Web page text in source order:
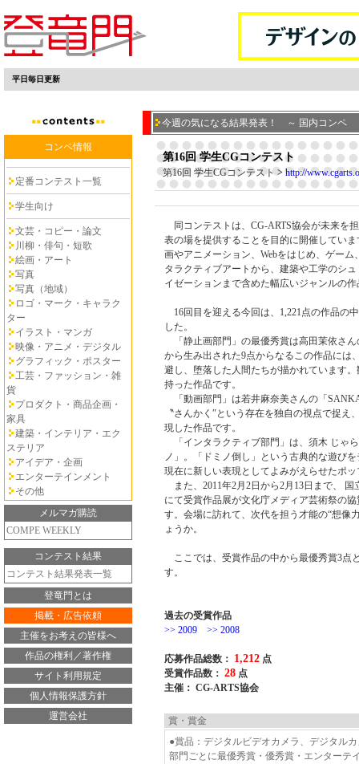
平日毎日更新
今週の気になる結果発表！ ～ 国内コンペ
コンペ情報
定番コンテスト一覧
学生向け
文芸・コピー・論文
川柳・俳句・短歌
絵画・アート
写真
写真（地域）
ロゴ・マーク・キャラク
ター
イラスト・マンガ
映像・アニメ・デジタル
グラフィック・ポスター
工芸・ファッション・雑
貨
プロダクト・商品企画・
家具
建築・インテリア・エク
ステリア
アイデア・企画
エンターテインメント
その他
メルマガ購読
COMPE WEEKLY
コンテスト結果
コンテスト結果発表一覧
登竜門とは
掲載・広告依頼
主催をお考えの皆様へ
作品の権利／著作権
サイト利用規定
個人情報保護方針
運営会社
第16回 学生CGコンテスト
第16回 学生CGコンテスト > http://
同コンテストは、CG-ARTS協会が未来を
表の場を提供することを目的に開催してい
画やアニメーション、Webをはじめ、ゲー
タラクティブアートから、建築や工学のシ
イゼーションまで含めた幅広いジャンルの
16回目を迎える今回は、1,221点の作品の
した。
「静止画部門」の最優秀賞は高田茉依さん
から生み出された9点からなるこの作品には
避し、堕落した人間たちが描かれています
持った作品です。
「動画部門」は若井麻奈美さんの「
〝さんかく″という存在を独自の視点で捉え
現した作品です。
「インタラクティブ部門」は、須木 じゃ
ノ」。「ドミノ倒し」という古典的な遊び
現在に新しい表現としてよみがえらせたポ
また、2011年2月2日から2月13日まで、
にて受賞作品展が文化庁メディア芸術祭の
す。会場に訪れて、次代を担う才能の“想像
ょうか。
ここでは、受賞作品の中から最優秀賞3点
す。
過去の受賞作品
>> 2009
>> 2008
応募作品総数： 1,212 点
受賞作品数： 28 点
主催： CG-ARTS協会
賞・賞金
●賞品：デジタルビデオカメラ、デジタル
部門ごとに最優秀賞・優秀賞・エンターテ